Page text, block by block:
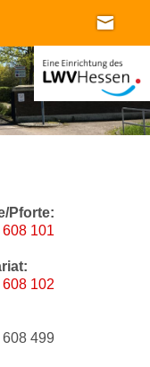
Pforte:
608 101
102
499